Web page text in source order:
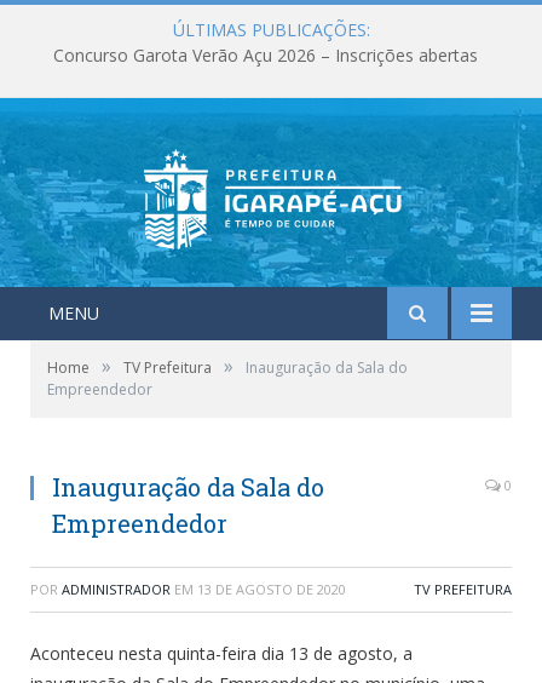
ÚLTIMAS PUBLICAÇÕES:
Concurso Garota Verão Açu 2026 – Inscrições abertas
MENU
Home » TV Prefeitura »
Inauguração da Sala do
Empreendedor
Inauguração da Sala do
Empreendedor
0
POR ADMINISTRADOR EM 13 DE AGOSTO DE 2020 TV PREFEITURA
Aconteceu nesta quinta-feira dia 13 de agosto, a